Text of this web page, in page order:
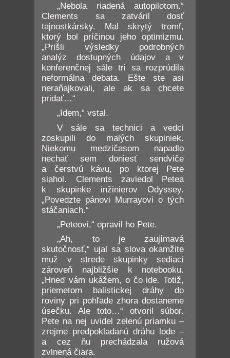
„Nebola riadená autopilotom.“
Clements sa zatváril dosť
tajnostkársky. Mal skrytý tromf,
ktorý bol príčinou jeho optimizmu.
„Prišli výsledky podrobných
analýz dostupných údajov a v
konferenčnej sále tri sa rozprúdila
neformálna debata. Ešte ste asi
neraňajkovali, ale ak sa chcete
pridať…“
„Idem,“ vstal.
V sále sa technici a vedci
zoskupili do malých skupiniek.
Niekomu medzičasom napadlo
nechať sem doniesť sendviče
a čerstvú kávu, po ktorej Pete
siahol. Clements zaviedol Petea
k skupinke inžinierov Odyssey.
„Povedzte pánovi Murrayovi o tých
stáčaniach.“
„Peteovi,“ opravil ho Pete.
„Ah, to je zaujímavá
skutočnosť,“ ujal sa slova okamžite
muž v strede skupinky sediaci
zároveň najbližšie k notebooku.
„Hneď vám ukážem, o čo ide. Totiž,
priemetom balistickej dráhy do
roviny pri pohľade zhora dostaneme
úsečku. Ale toto…“ otvoril súbor.
Pete na nej uvidel zelenú priamku –
zrejme predpokladanú dráhu lode –
a cez ňu prechádzala ružová
zvlnená čiara.